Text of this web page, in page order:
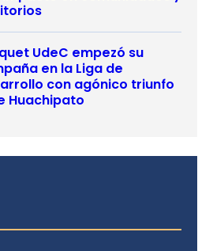
UdeC empezó su
en la Liga de
con agónico triunfo
Huachipato